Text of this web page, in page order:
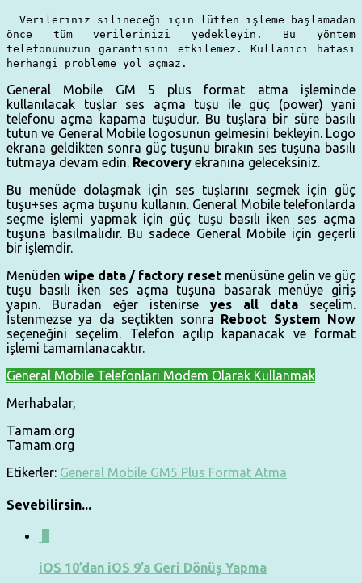
Verileriniz silineceği için lütfen işleme başlamadan
önce tüm verilerinizi yedekleyin. Bu yöntem
telefonunuzun garantisini etkilemez. Kullanıcı hatası
herhangi probleme yol açmaz.
General Mobile GM 5 plus format atma işleminde
kullanılacak tuşlar ses açma tuşu ile güç (power) yani
telefonu açma kapama tuşudur. Bu tuşlara bir süre basılı
tutun ve General Mobile logosunun gelmesini bekleyin. Logo
ekrana geldikten sonra güç tuşunu bırakın ses tuşuna basılı
tutmaya devam edin. Recovery ekranına geleceksiniz.
Bu menüde dolaşmak için ses tuşlarını seçmek için güç
tuşu+ses açma tuşunu kullanın. General Mobile telefonlarda
seçme işlemi yapmak için güç tuşu basılı iken ses açma
tuşuna basılmalıdır. Bu sadece General Mobile için geçerli
bir işlemdir.
Menüden wipe data / factory reset menüsüne gelin ve güç
tuşu basılı iken ses açma tuşuna basarak menüye giriş
yapın. Buradan eğer istenirse yes all data seçelim.
İstenmezse ya da seçtikten sonra Reboot System Now
seçeneğini seçelim. Telefon açılıp kapanacak ve format
işlemi tamamlanacaktır.
General Mobile Telefonları Modem Olarak Kullanmak
Merhabalar,
Tamam.org
Tamam.org
Etikerler: General Mobile GM5 Plus Format Atma
Sevebilirsin...
iOS 10’dan iOS 9’a Geri Dönüş Yapma